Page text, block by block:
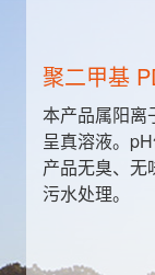
聚二甲基
本产品属阳离
呈真溶液。
产品无臭、无
污水处理。